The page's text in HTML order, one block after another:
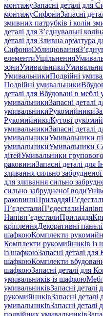
монтажуЗапасні деталі для
монтажуСифониЗапасні
змивних патрубків і колін
деталі для З’єднувальні
деталі для Зливна арматура
СифониОблицювання
елементиУщільнення
зониУмивальники
УмивальникиПодвійні
Подвійні умивальники
деталі для Вбудовані в
умивальникиЗапасні деталі
умивальникиРукомийники
РукомийникиКутові
умивальникиЗапасні деталі
умивальникиУмивальники
умивальникиУмивальники
дітейУмивальники
раковиниЗапасні деталі для
зливання сильно
для зливання сильно
сильно забрудненої води
раковиниПриладдя
П’єдесталиП’єдестали
Напівп’єдесталиПриладдя
кріпленняДекоративні панелі
шафкоюКомплекти
Комплекти рукомийників із
із шафкоюЗапасні деталі
шафкоюКомплекти
шафкоюЗапасні деталі для
умивальників із шафкою
умивальниківЗапасні
рукомийниківЗапасні
умивальниківЗапасні деталі
подвійних умивальників